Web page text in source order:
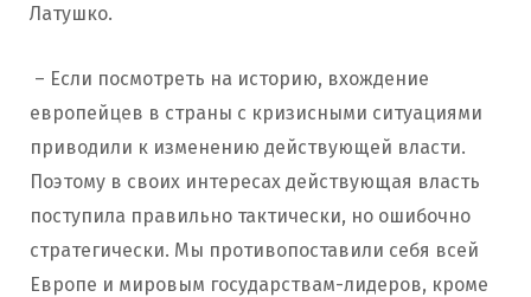
Латушко.
– Если посмотреть на историю, вхождение
европейцев в страны с кризисными ситуациями
приводили к изменению действующей власти.
Поэтому в своих интересах действующая власть
поступила правильно тактически, но ошибочно
стратегически. Мы противопоставили себя всей
Европе и мировым государствам-лидеров, кроме